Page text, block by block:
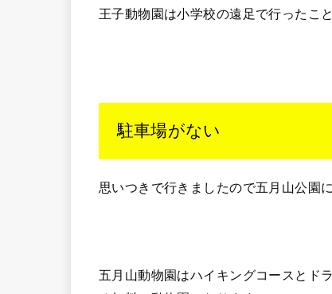
王子動物園は小学校の遠足で行ったこ
駐車場がない
思いつきで行きましたので五月山公園
五月山動物園はハイキングコースとド